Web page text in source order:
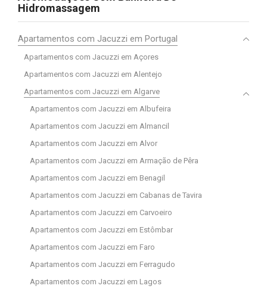
Hidromassagem
Apartamentos com Jacuzzi em Portugal
Apartamentos com Jacuzzi em Açores
Apartamentos com Jacuzzi em Alentejo
Apartamentos com Jacuzzi em Algarve
Apartamentos com Jacuzzi em Albufeira
Apartamentos com Jacuzzi em Almancil
Apartamentos com Jacuzzi em Alvor
Apartamentos com Jacuzzi em Armação de Pêra
Apartamentos com Jacuzzi em Benagil
Apartamentos com Jacuzzi em Cabanas de Tavira
Apartamentos com Jacuzzi em Carvoeiro
Apartamentos com Jacuzzi em Estômbar
Apartamentos com Jacuzzi em Faro
Apartamentos com Jacuzzi em Ferragudo
Apartamentos com Jacuzzi em Lagos